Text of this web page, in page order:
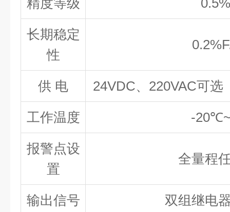
精度等级
长期稳定
性
供 电 24VDC、220VAC可
工作温度 -
报警点设
置
全量程
输出信号 双组继电